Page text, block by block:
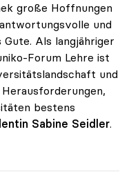
große Hoffnungen
und
Als langjähriger
Forum Lehre ist
und
bestens
Sabine Seidler.
zur Bestellung